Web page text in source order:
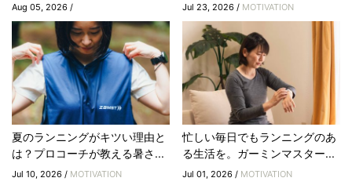
Aug 05, 2026 / Jul 23, 2026 / MOTIVATION
夏のランニングがキツい理由と
は？プロコーチが教える暑さ...
Jul 10, 2026 / MOTIVATION
忙しい毎日でもランニングのあ
る生活を。ガーミンマスター...
Jul 01, 2026 / MOTIVATION